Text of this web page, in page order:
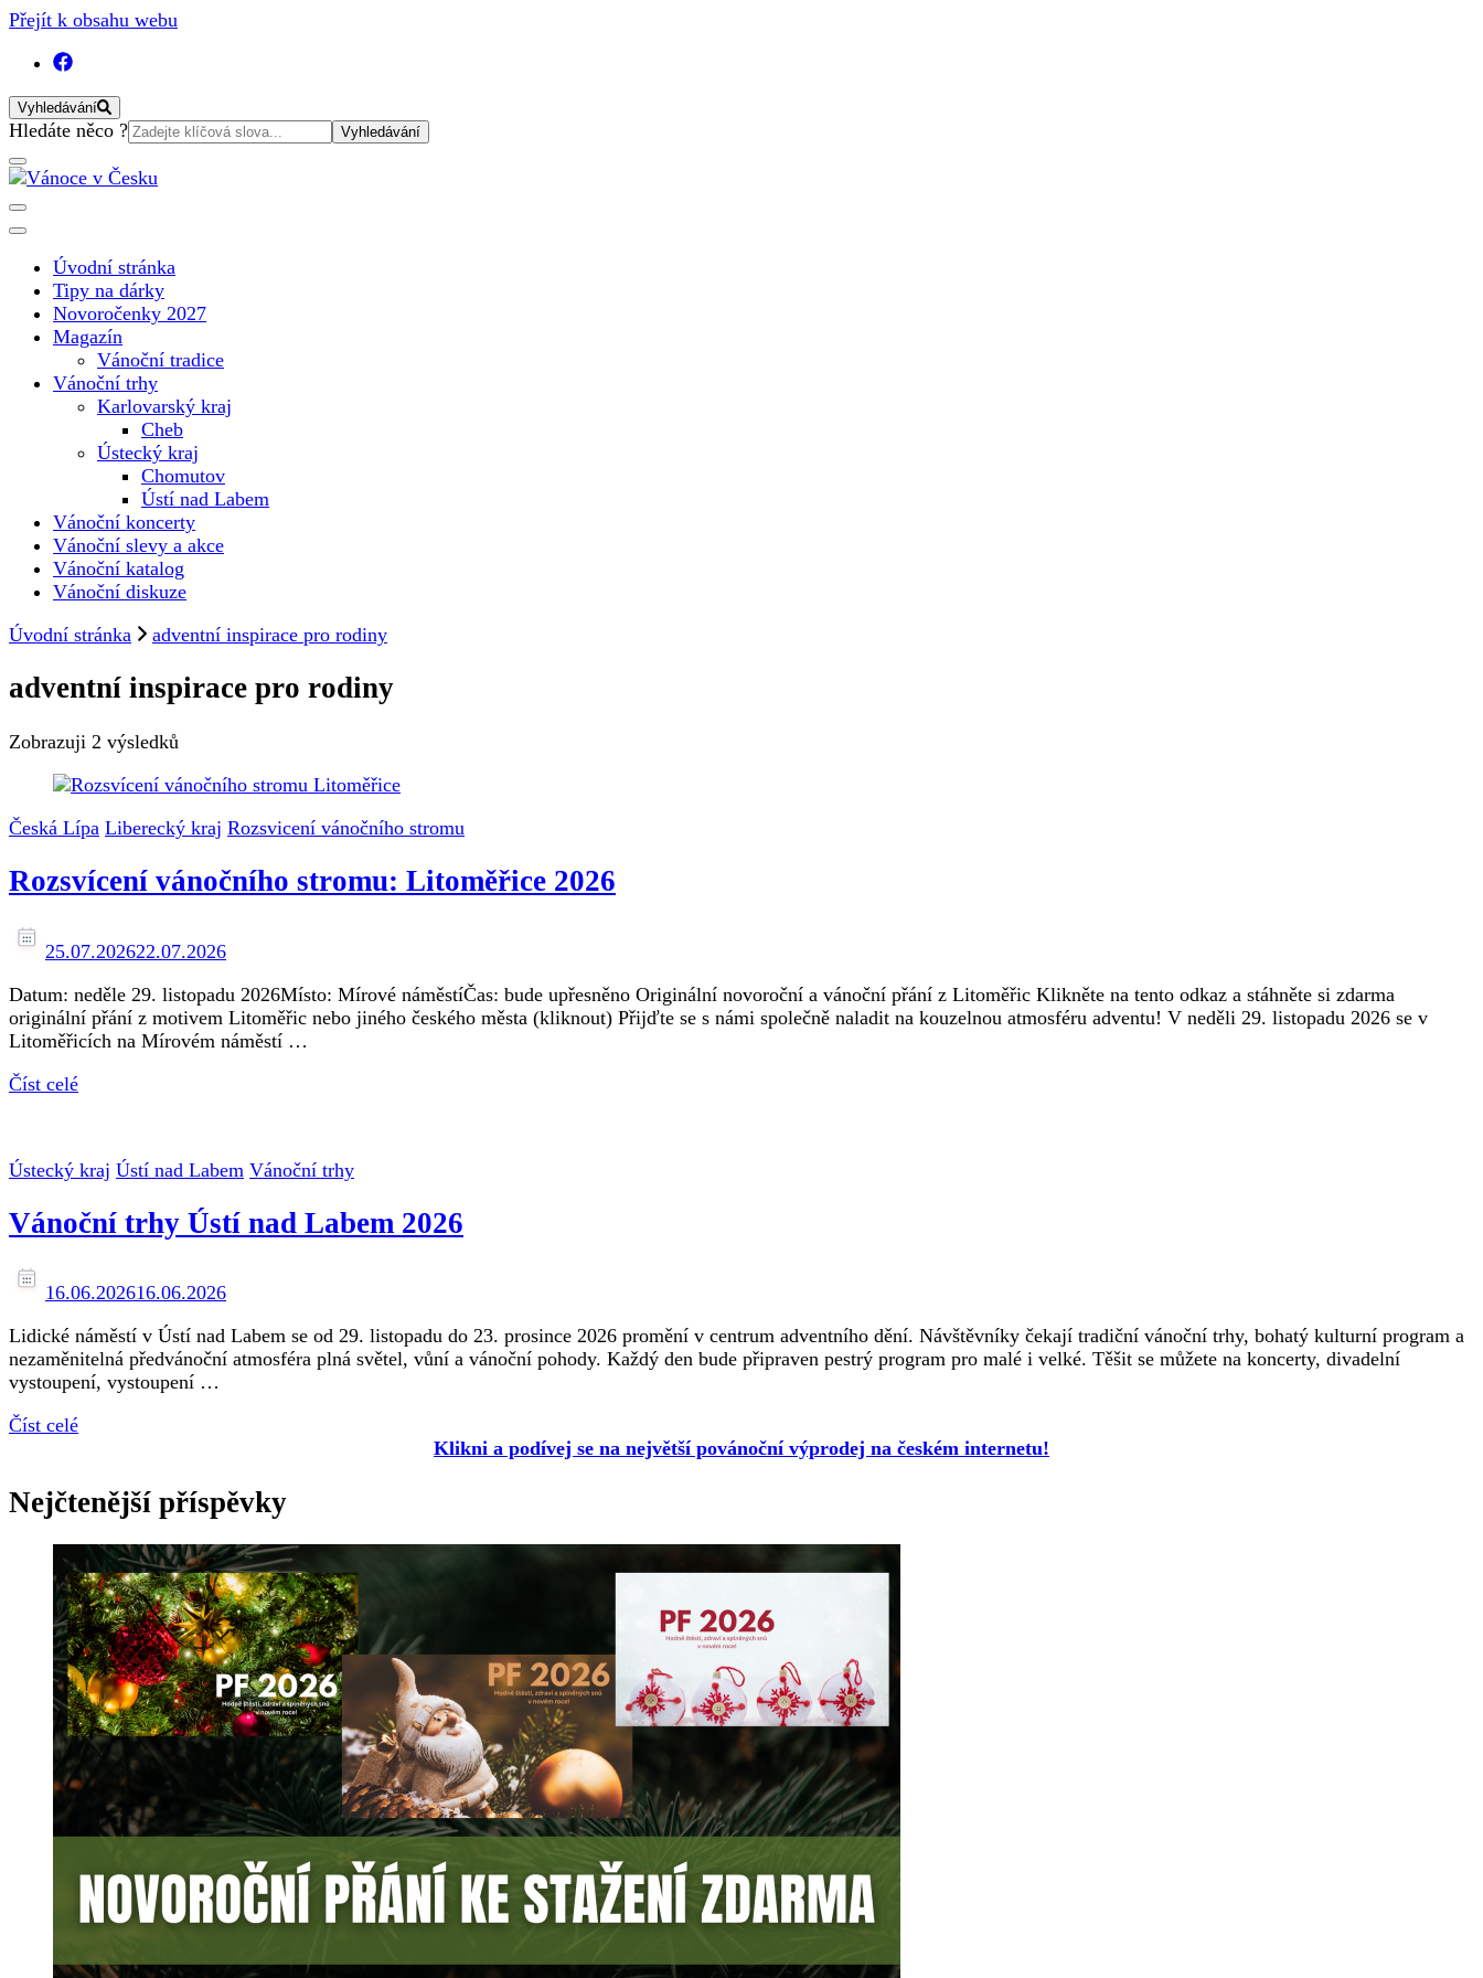
Přejít k obsahu webu
Vyhledávání
Vyhledat:
Hledáte něco ?
Vánoce v Česku
Úvodní stránka
Tipy na dárky
Novoročenky 2027
Magazín
Vánoční tradice
Vánoční trhy
Karlovarský kraj
Cheb
Ústecký kraj
Chomutov
Ústí nad Labem
Vánoční koncerty
Vánoční slevy a akce
Vánoční katalog
Vánoční diskuze
Úvodní stránka
adventní inspirace pro rodiny
adventní inspirace pro rodiny
Zobrazuji 2 výsledků
Česká Lípa Liberecký kraj Rozsvicení vánočního stromu
Rozsvícení vánočního stromu: Litoměřice 2026
25.07.202622.07.2026
Datum: neděle 29. listopadu 2026Místo: Mírové náměstíČas: bude upřesněno Originální novoroční a vánoční přání z Litoměřic Klikněte na tento odkaz a stáhněte si zdarma
originální přání z motivem Litoměřic nebo jiného českého města (kliknout) Přijďte se s námi společně naladit na kouzelnou atmosféru adventu! V neděli 29. listopadu 2026 se v
Litoměřicích na Mírovém náměstí …
Číst celé
Ústecký kraj Ústí nad Labem Vánoční trhy
Vánoční trhy Ústí nad Labem 2026
16.06.202616.06.2026
Lidické náměstí v Ústí nad Labem se od 29. listopadu do 23. prosince 2026 promění v centrum adventního dění. Návštěvníky čekají tradiční vánoční trhy, bohatý kulturní program a
nezaměnitelná předvánoční atmosféra plná světel, vůní a vánoční pohody. Každý den bude připraven pestrý program pro malé i velké. Těšit se můžete na koncerty, divadelní
vystoupení, vystoupení …
Číst celé
Klikni a podívej se na největší povánoční výprodej na českém internetu!
Nejčtenější příspěvky